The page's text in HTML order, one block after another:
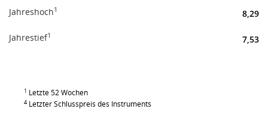
Jahreshoch1 8,29
Jahrestief1 7,53
1 Letzte 52 Wochen
4 Letzter Schlusspreis des Instruments